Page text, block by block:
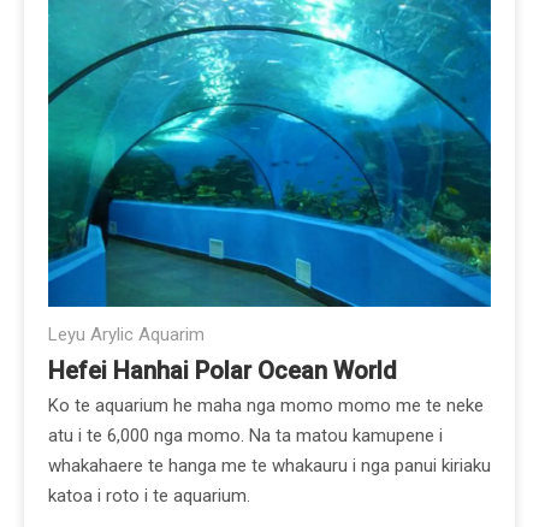
Leyu Arylic Aquarim
Hefei Hanhai Polar Ocean World
Ko te aquarium he maha nga momo momo me te neke
atu i te 6,000 nga momo. Na ta matou kamupene i
whakahaere te hanga me te whakauru i nga panui kiriaku
katoa i roto i te aquarium.